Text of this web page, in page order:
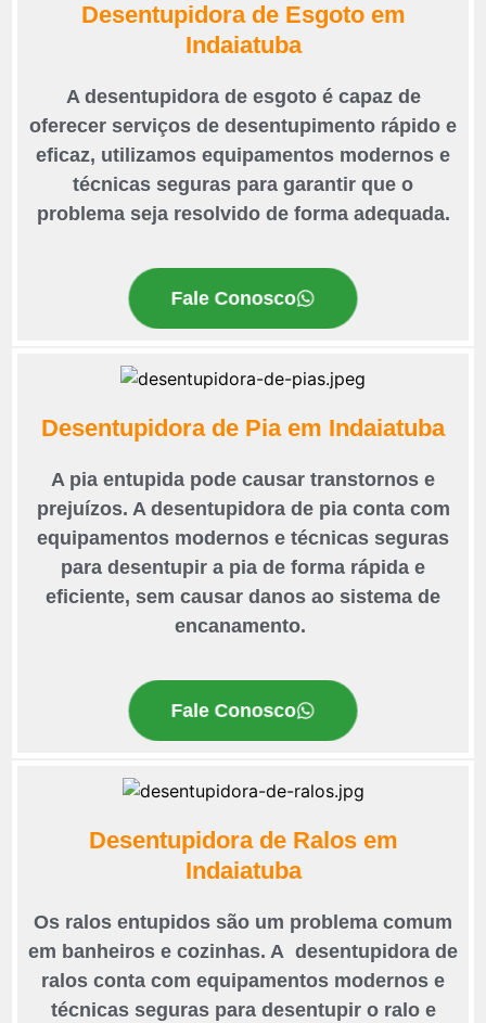
Desentupidora de Esgoto em
Indaiatuba
A desentupidora de esgoto é capaz de
oferecer serviços de desentupimento rápido e
eficaz, utilizamos equipamentos modernos e
técnicas seguras para garantir que o
problema seja resolvido de forma adequada.
Fale Conosco
Desentupidora de Pia em Indaiatuba
A pia entupida pode causar transtornos e
prejuízos. A desentupidora de pia conta com
equipamentos modernos e técnicas seguras
para desentupir a pia de forma rápida e
eficiente, sem causar danos ao sistema de
encanamento.
Fale Conosco
Desentupidora de Ralos em
Indaiatuba
Os ralos entupidos são um problema comum
em banheiros e cozinhas. A desentupidora de
ralos conta com equipamentos modernos e
técnicas seguras para desentupir o ralo e